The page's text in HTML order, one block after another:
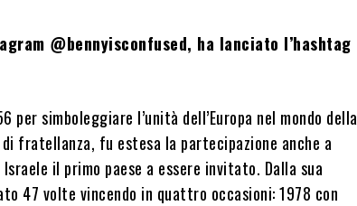
@bennyisconfused, ha lanciato l’hashtag
per simboleggiare l’unità dell’Europa nel mondo della
fratellanza, fu estesa la partecipazione anche a
il primo paese a essere invitato. Dalla sua
47 volte vincendo in quattro occasioni: 1978 con